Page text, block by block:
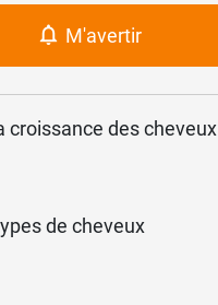
M'avertir
croissance des cheveux
de cheveux